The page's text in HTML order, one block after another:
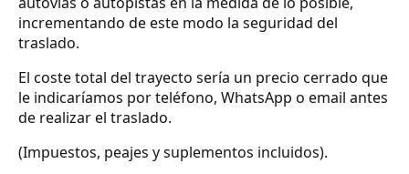
incrementando de este modo la seguridad del
traslado.
El coste total del trayecto sería un precio cerrado que
le indicaríamos por teléfono, WhatsApp o email antes
de realizar el traslado.
(Impuestos, peajes y suplementos incluidos).